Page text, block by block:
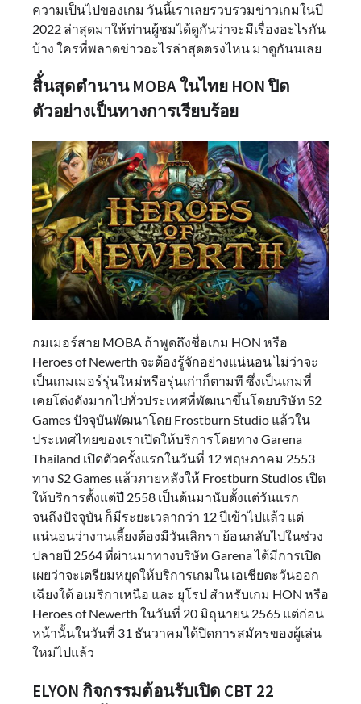
ความเป็นไปของเกม วันนี้เราเลยรวบรวมข่าวเกมในปี
2022 ล่าสุดมาให้ท่านผู้ชมได้ดูกันว่าจะมีเรื่องอะไรกัน
บ้าง ใครที่พลาดข่าวอะไรล่าสุดตรงไหน มาดูกันนเลย
สิ้่นสุดตำนาน MOBA ในไทย HON ปิด
ตัวอย่างเป็นทางการเรียบร้อย
กมเมอร์สาย MOBA ถ้าพูดถึงชื่อเกม HON หรือ
Heroes of Newerth จะต้องรู้จักอย่างแน่นอน ไม่ว่าจะ
เป็นเกมเมอร์รุ่นใหม่หรือรุ่นเก่าก็ตามที ซึ่งเป็นเกมที่
เคยโด่งดังมากไปทั่วประเทศที่พัฒนาขึ้นโดยบริษัท S2
Games ปัจจุบันพัฒนาโดย Frostburn Studio แล้วใน
ประเทศไทยของเราเปิดให้บริการโดยทาง Garena
Thailand เปิดตัวครั้งแรกในวันที่ 12 พฤษภาคม 2553
ทาง S2 Games แล้วภายหลังให้ Frostburn Studios เปิด
ให้บริการตั้งแต่ปี 2558 เป็นต้นมานับตั้งแต่วันแรก
จนถึงปัจจุบัน ก็มีระยะเวลากว่า 12 ปีเข้าไปแล้ว แต่
แน่นอนว่างานเลี้ยงต้องมีวันเลิกรา ย้อนกลับไปในช่วง
ปลายปี 2564 ที่ผ่านมาทางบริษัท Garena ได้มีการเปิด
เผยว่าจะเตรียมหยุดให้บริการเกมใน เอเชียตะวันออก
เฉียงใต้ อเมริกาเหนือ และ ยุโรป สำหรับเกม HON หรือ
Heroes of Newerth ในวันที่ 20 มิถุนายน 2565 แต่ก่อน
หน้านั้นในวันที่ 31 ธันวาคมได้ปิดการสมัครของผู้เล่น
ใหม่ไปแล้ว
ELYON กิจกรรมต้อนรับเปิด CBT 22